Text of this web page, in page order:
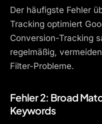
Der häufigste Fehler
Tracking optimiert
Conversion-Tracking
regelmäßig,
Filter-Probleme.
Fehler 2: Broad
Keywords